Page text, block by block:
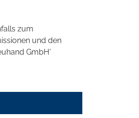
zum
und den
GmbH'